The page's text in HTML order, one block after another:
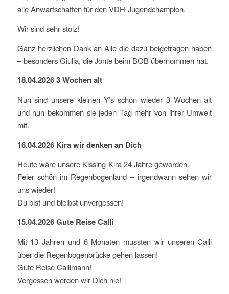
alle Anwartschaften für den VDH-Jugendchampion.
Wir sind sehr stolz!
Ganz herzlichen Dank an Alle die dazu beigetragen haben
– besonders Giulia, die Jonte beim BOB übernommen hat.
18.04.2026 3 Wochen alt
Nun sind unsere kleinen Y’s schon wieder 3 Wochen alt
und nun bekommen sie jeden Tag mehr von ihrer Umwelt
mit.
16.04.2026 Kira wir denken an Dich
Heute wäre unsere Kissing-Kira 24 Jahre geworden.
Feier schön im Regenbogenland – irgendwann sehen wir
uns wieder!
Du bist und bleibst unvergessen!
15.04.2026 Gute Reise Calli
Mit 13 Jahren und 6 Monaten mussten wir unseren Calli
über die Regenbogenbrücke gehen lassen!
Gute Reise Callimann!
Vergessen werden wir Dich nie!